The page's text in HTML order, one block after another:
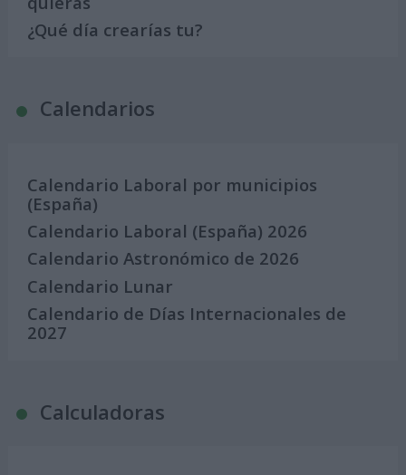
¿Qué día crearías tu?
Calendarios
Calendario Laboral por municipios
(España)
Calendario Laboral (España) 2026
Calendario Astronómico de 2026
Calendario Lunar
Calendario de Días Internacionales de
2027
Calculadoras